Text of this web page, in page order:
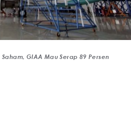
GIAA Mau Serap 89 Persen